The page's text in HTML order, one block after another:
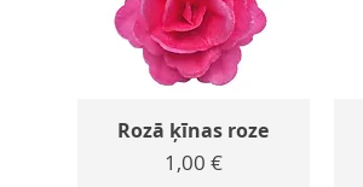
Rozā ķīnas roze
Cena
1,00 €